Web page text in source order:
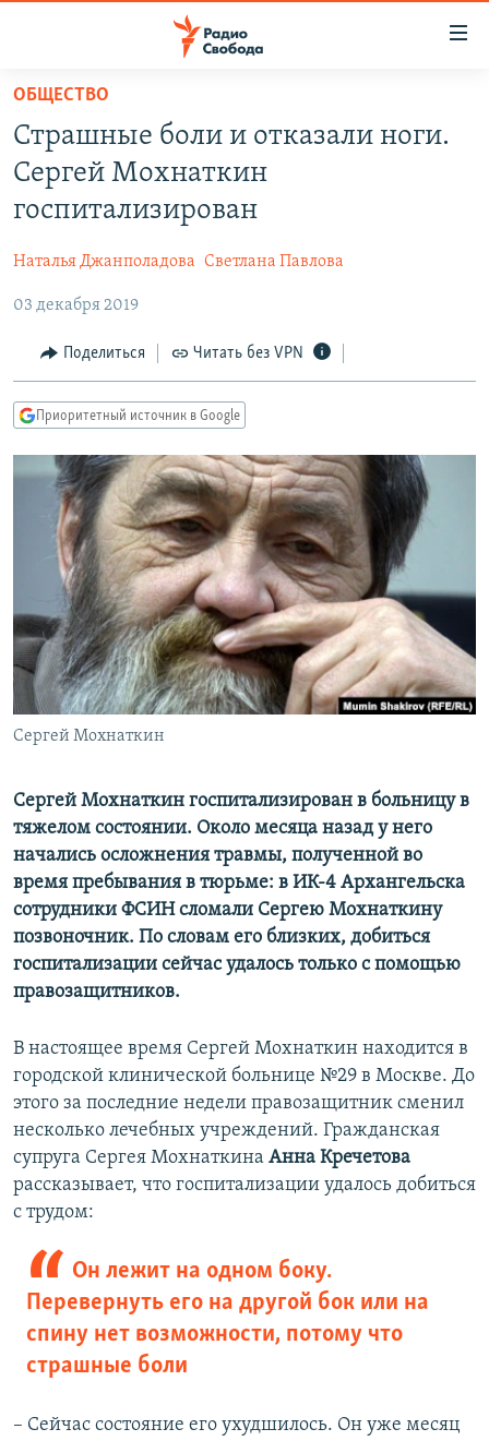
упрощенного
доступа
Вернуться
основному
Вернутся
навигации
Вернутся
поиску
ПОДКАСТЫ
АВТОРСКИЕ ПРОЕКТЫ
МНЕНИЯ
КУЛЬТУРА
IDEL.РЕАЛИИ
СЕВЕР.РЕАЛИИ
СИБИРЬ.РЕАЛИИ
РАСПИСАНИЕ ВЕЩАНИЯ
ПОДПИШИТЕСЬ НА РАССЫЛКУ
СОЦИАЛЬНЫЕ СЕТИ
ОБЩЕСТВО
Страшные боли и отказали ноги.
Сергей Мохнаткин
госпитализирован
Наталья Джанполадова Светлана Павлова
03 декабря 2019
Поделиться Читать без VPN
Приоритетный источник в Google
Сергей Мохнаткин
Сергей Мохнаткин госпитализирован в больницу в
тяжелом состоянии. Около месяца назад у него
начались осложнения травмы, полученной во
время пребывания в тюрьме: в ИК-4 Архангельска
сотрудники ФСИН сломали Сергею Мохнаткину
позвоночник. По словам его близких, добиться
госпитализации сейчас удалось только с помощью
правозащитников.
В настоящее время Сергей Мохнаткин находится в
городской клинической больнице №29 в Москве. До
этого за последние недели правозащитник сменил
несколько лечебных учреждений. Гражданская
супруга Сергея Мохнаткина Анна Кречетова
рассказывает, что госпитализации удалось добиться
с трудом:
Он лежит на одном боку.
Перевернуть его на другой бок или на
спину нет возможности, потому что
страшные боли
– Сейчас состояние его ухудшилось. Он уже месяц